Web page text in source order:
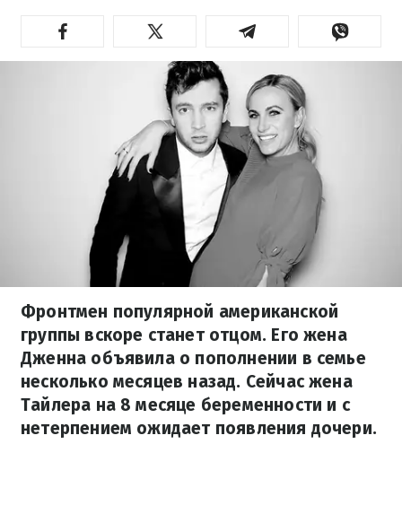
Фронтмен популярной американской
группы вскоре станет отцом. Его жена
Дженна объявила о пополнении в семье
несколько месяцев назад. Сейчас жена
Тайлера на 8 месяце беременности и с
нетерпением ожидает появления дочери.